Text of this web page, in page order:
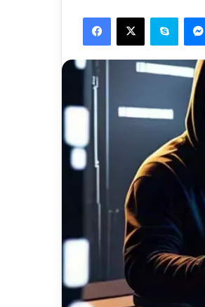
Facebook
X Skype